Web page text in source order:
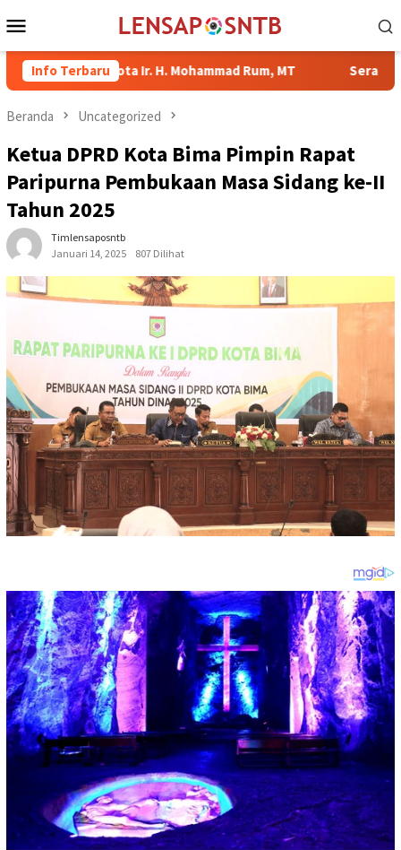
ke
Mobile
Info Terbaru
Kota Ir. H. Mohammad Rum, MT Serahkan Bantuan di
Beranda Uncategorized
Ketua DPRD Kota Bima Pimpin Rapat
Paripurna Pembukaan Masa Sidang ke-II
Tahun 2025
Timlensaposntb
Januari 14, 2025
807 Dilihat